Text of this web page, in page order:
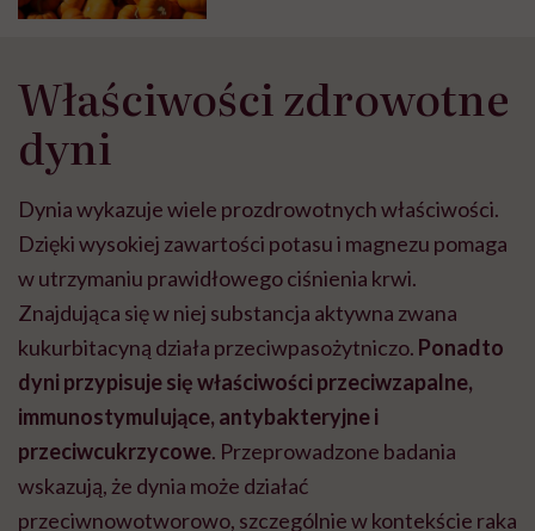
Właściwości zdrowotne
dyni
Dynia wykazuje wiele prozdrowotnych właściwości.
Dzięki wysokiej zawartości potasu i magnezu pomaga
w utrzymaniu prawidłowego ciśnienia krwi.
Znajdująca się w niej substancja aktywna zwana
kukurbitacyną działa przeciwpasożytniczo. Ponadto
dyni przypisuje się właściwości przeciwzapalne,
immunostymulujące, antybakteryjne i
przeciwcukrzycowe. Przeprowadzone badania
wskazują, że dynia może działać
przeciwnowotworowo, szczególnie w kontekście raka